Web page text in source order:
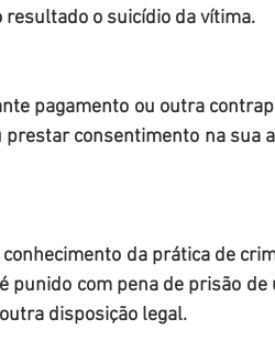
como resultado o suicídio da vítima.
prestar consentimento na sua
punido com pena de prisão
disposição legal.